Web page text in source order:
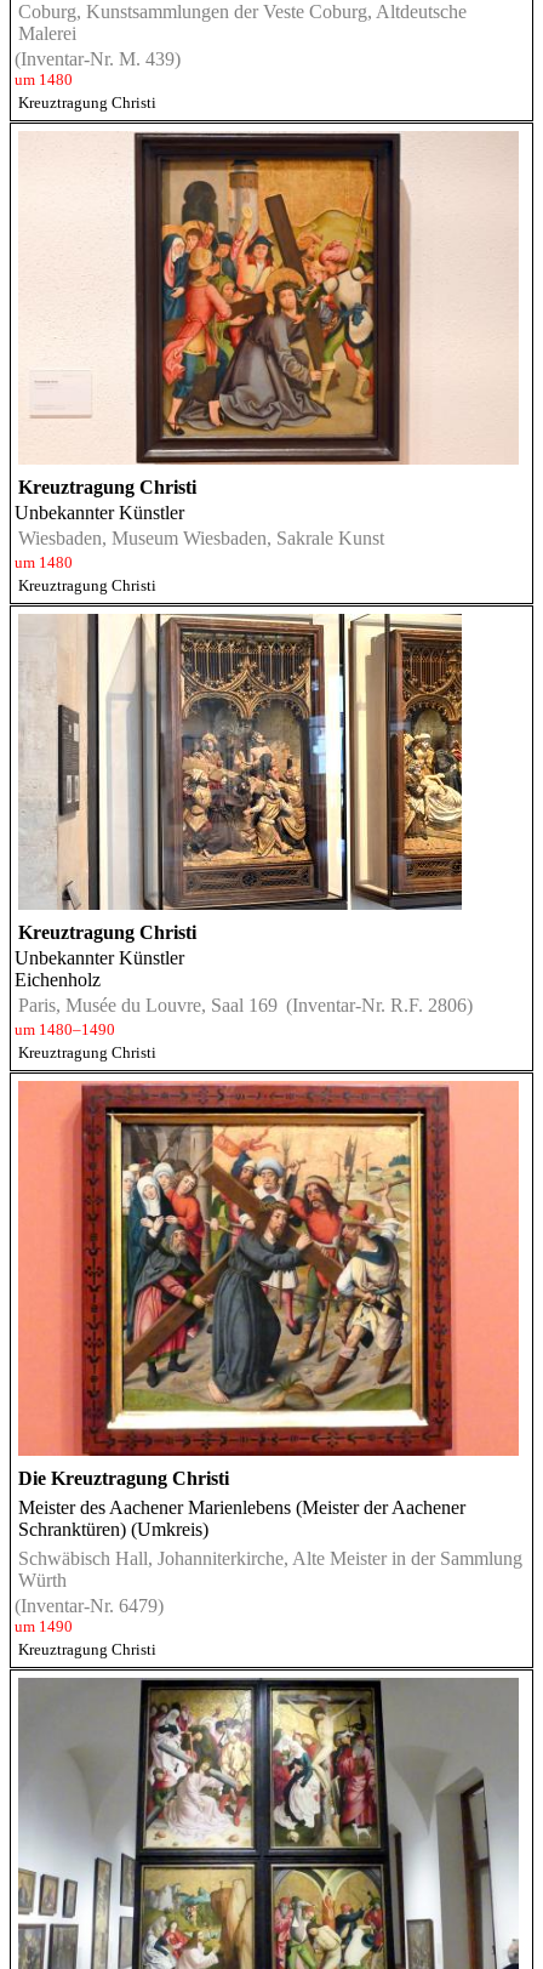
Coburg, Kunstsammlungen der Veste Coburg, Altdeutsche
Malerei
(Inventar-Nr. M. 439)
um 1480
Kreuztragung Christi
Kreuztragung Christi
Unbekannter Künstler
Wiesbaden, Museum Wiesbaden, Sakrale Kunst
um 1480
Kreuztragung Christi
Kreuztragung Christi
Unbekannter Künstler
Eichenholz
Paris, Musée du Louvre, Saal 169 (Inventar-Nr. R.F. 2806)
um 1480–1490
Kreuztragung Christi
Die Kreuztragung Christi
Meister des Aachener Marienlebens (Meister der Aachener
Schranktüren) (Umkreis)
Schwäbisch Hall, Johanniterkirche, Alte Meister in der Sammlung
Würth
(Inventar-Nr. 6479)
um 1490
Kreuztragung Christi